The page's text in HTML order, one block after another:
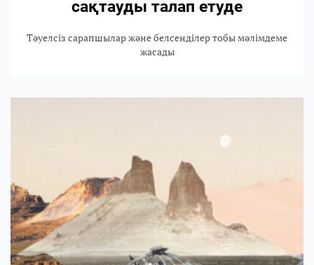
сақтауды талап етуде
Тәуелсіз сарапшылар және белсенділер тобы мәлімдеме
жасады